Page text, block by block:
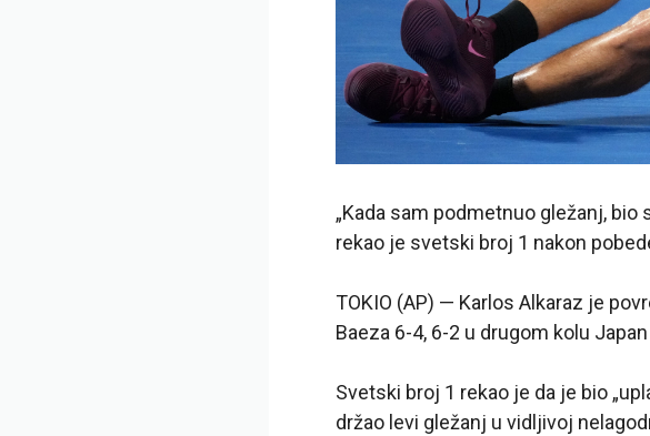
„Kada sam podmetnuo gležanj,
rekao je svetski broj 1 nakon
TOKIO (AP) — Karlos Alkaraz je
Baeza 6-4, 6-2 u drugom kolu
Svetski broj 1 rekao je da je bio
držao levi gležanj u vidljivoj